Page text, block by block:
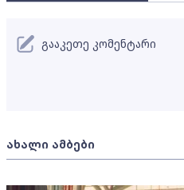
ახალი ამბები
გააკეთე კომენტარი